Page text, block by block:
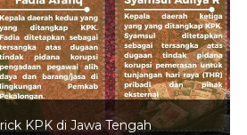
DPR Dinonaktifkan